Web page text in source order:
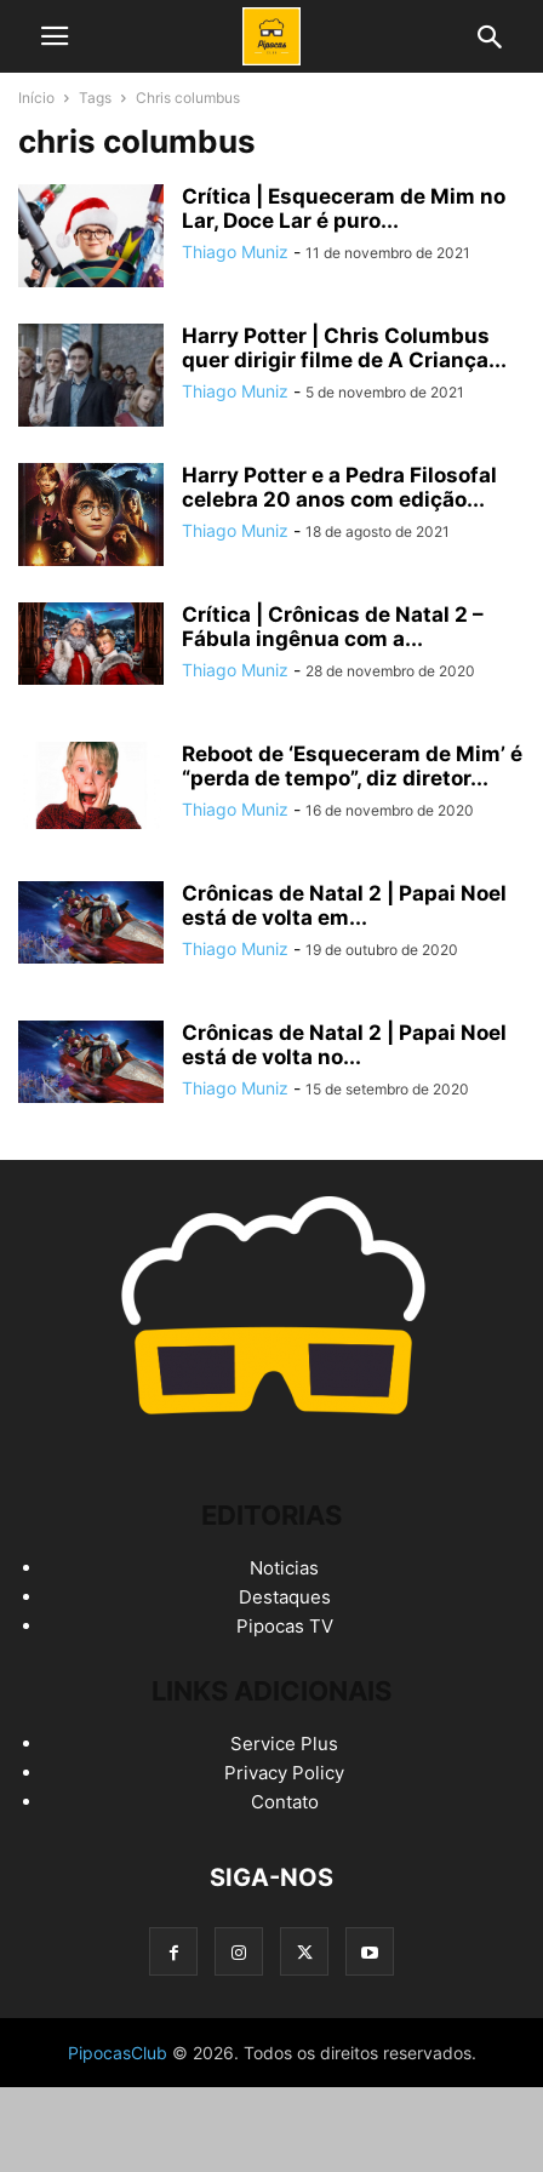
Início Tags Chris columbus
chris columbus
Crítica | Esqueceram de Mim no
Lar, Doce Lar é puro...
Thiago Muniz - 11 de novembro de 2021
Harry Potter | Chris Columbus
quer dirigir filme de A Criança...
Thiago Muniz - 5 de novembro de 2021
Harry Potter e a Pedra Filosofal
celebra 20 anos com edição...
Thiago Muniz - 18 de agosto de 2021
Crítica | Crônicas de Natal 2 –
Fábula ingênua com a...
Thiago Muniz - 28 de novembro de 2020
Reboot de ‘Esqueceram de Mim’ é
“perda de tempo”, diz diretor...
Thiago Muniz - 16 de novembro de 2020
Crônicas de Natal 2 | Papai Noel
está de volta em...
Thiago Muniz - 19 de outubro de 2020
Crônicas de Natal 2 | Papai Noel
está de volta no...
Thiago Muniz - 15 de setembro de 2020
Noticias
Destaques
Pipocas TV
Service Plus
Privacy Policy
Contato
SIGA-NOS
PipocasClub © 2026. Todos os direitos reservados.